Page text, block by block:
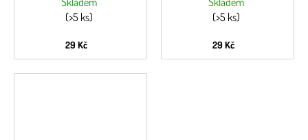
(>5 ks)
29 Kč
(>5 ks)
29 Kč